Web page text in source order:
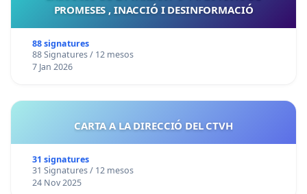
PROMESES , INACCIÓ I DESINFORMACIÓ
88 signatures
88 Signatures / 12 mesos
7 Jan 2026
CARTA A LA DIRECCIÓ DEL CTVH
31 signatures
31 Signatures / 12 mesos
24 Nov 2025